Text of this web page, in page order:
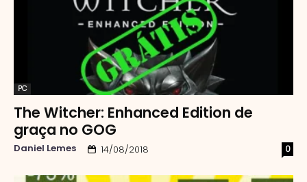
PC
The Witcher: Enhanced Edition de
graça no GOG
Daniel Lemes 14/08/2018 0